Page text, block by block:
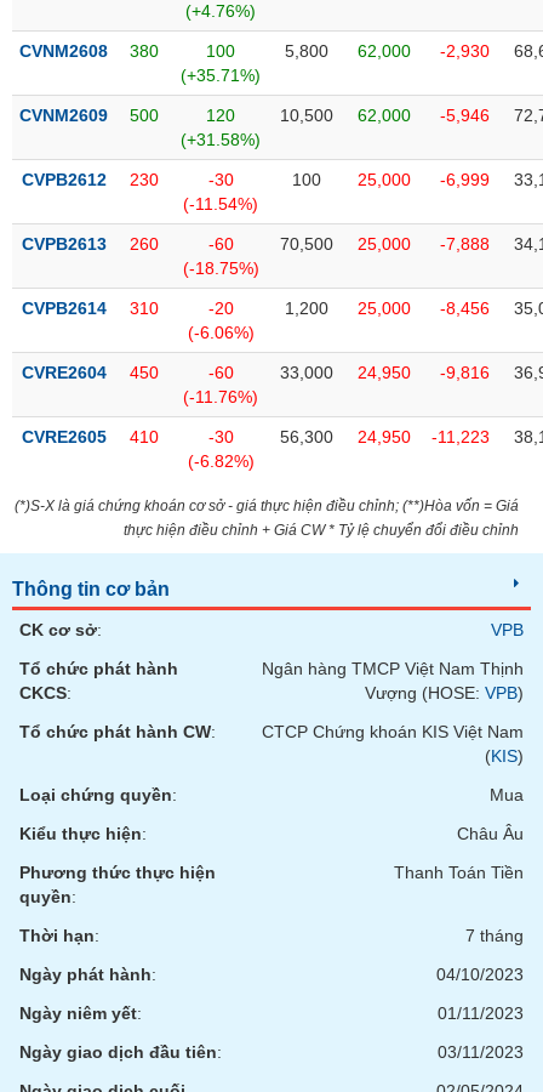
(+4.76%)
CVNM2608 380
100
(+35.71%)
5,800 62,000 -2,930
CVNM2609 500
120
(+31.58%)
10,500 62,000 -5,946
CVPB2612 230
-30
(-11.54%)
100 25,000 -6,999
CVPB2613 260
-60
(-18.75%)
70,500 25,000 -7,888
CVPB2614 310
-20
(-6.06%)
1,200 25,000 -8,456
CVRE2604 450
-60
(-11.76%)
33,000 24,950 -9,816
CVRE2605 410
-30
(-6.82%)
56,300 24,950 -11,223
(*)S-X là giá chứng khoán cơ sở - giá thực hiện điều chỉnh; (**)Hòa vốn = Giá
thực hiện điều chỉnh + Giá CW * Tỷ lệ chuyển đổi điều chỉnh
Thông tin cơ bản
CK cơ sở:
VPB
Tổ chức phát hành
CKCS:
Ngân hàng TMCP Việt Nam Thịnh
Vượng (HOSE: VPB)
Tổ chức phát hành CW:
CTCP Chứng khoán KIS Việt Nam
(KIS)
Loại chứng quyền:
Mua
Kiểu thực hiện:
Châu Âu
Phương thức thực hiện
quyền:
Thanh Toán Tiền
Thời hạn:
7 tháng
Ngày phát hành:
04/10/2023
Ngày niêm yết:
01/11/2023
Ngày giao dịch đầu tiên:
03/11/2023
chính